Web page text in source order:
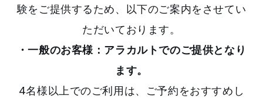
験をご提供するため、以下のご案内をさせてい
ただいております。
・一般のお客様：アラカルトでのご提供となり
ます。
4名様以上でのご利用は、ご予約をおすすめし